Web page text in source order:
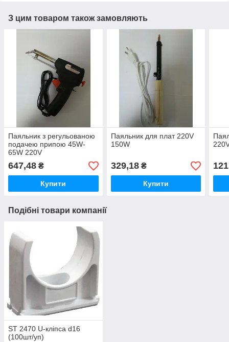
З цим товаром також замовляють
Паяльник з регульованою
подачею припою 45W-
65W 220V
647,48 ₴
Купити
Паяльник для плат 220V
150W
329,18₴
Купити
Подібні товари компанії
ST 2470 U-кліпса d16
(100шт/уп)